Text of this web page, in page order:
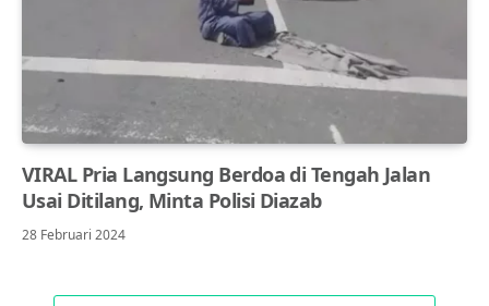
VIRAL Pria Langsung Berdoa di Tengah Jalan
Usai Ditilang, Minta Polisi Diazab
28 Februari 2024